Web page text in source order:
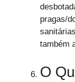
pragas/
também
O